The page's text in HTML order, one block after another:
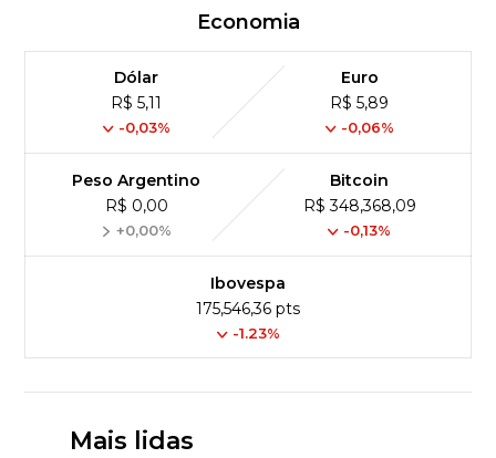
Economia
Dólar
R$ 5,11
-0,03%
Euro
R$ 5,89
-0,06%
Peso Argentino
R$ 0,00
+0,00%
Bitcoin
R$ 348,368,09
-0,13%
Ibovespa
175,546,36 pts
-1.23%
Mais lidas